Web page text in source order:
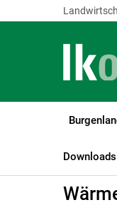
Downloads
LK Burgenland